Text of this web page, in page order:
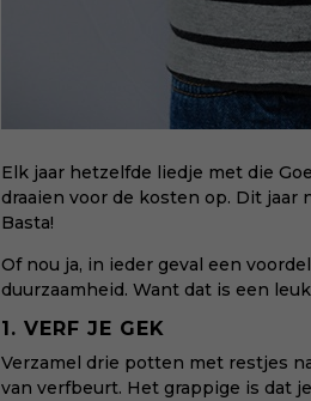
Elk jaar hetzelfde liedje met die
draaien voor de kosten op. Dit jaar
Basta!
Of nou ja, in ieder geval een
duurzaamheid. Want dat is een
1. VERF JE GEK
Verzamel drie potten met restjes
van verfbeurt. Het grappige is dat